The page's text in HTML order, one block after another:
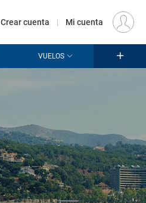
EUR
Crear cuenta | Mi cuenta
VUELOS